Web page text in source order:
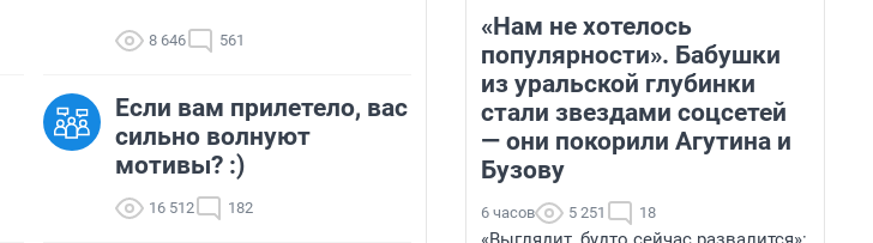
8 646 561
Если вам прилетело, вас
сильно волнуют
мотивы? :)
16 512 182
«Нам не хотелось
популярности». Бабушки
из уральской глубинки
стали звездами соцсетей
— они покорили Агутина и
Бузову
6 часов 5 251 18